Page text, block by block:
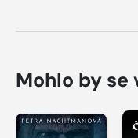
Mohlo by